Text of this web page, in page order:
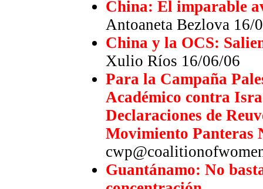
China: El imparable
Antoaneta Bezlova 16/
China y la OCS:
Xulio Ríos 16/06/06
Para la Campaña
Académico contra
Declaraciones de
Movimiento Panteras
Guantánamo: No